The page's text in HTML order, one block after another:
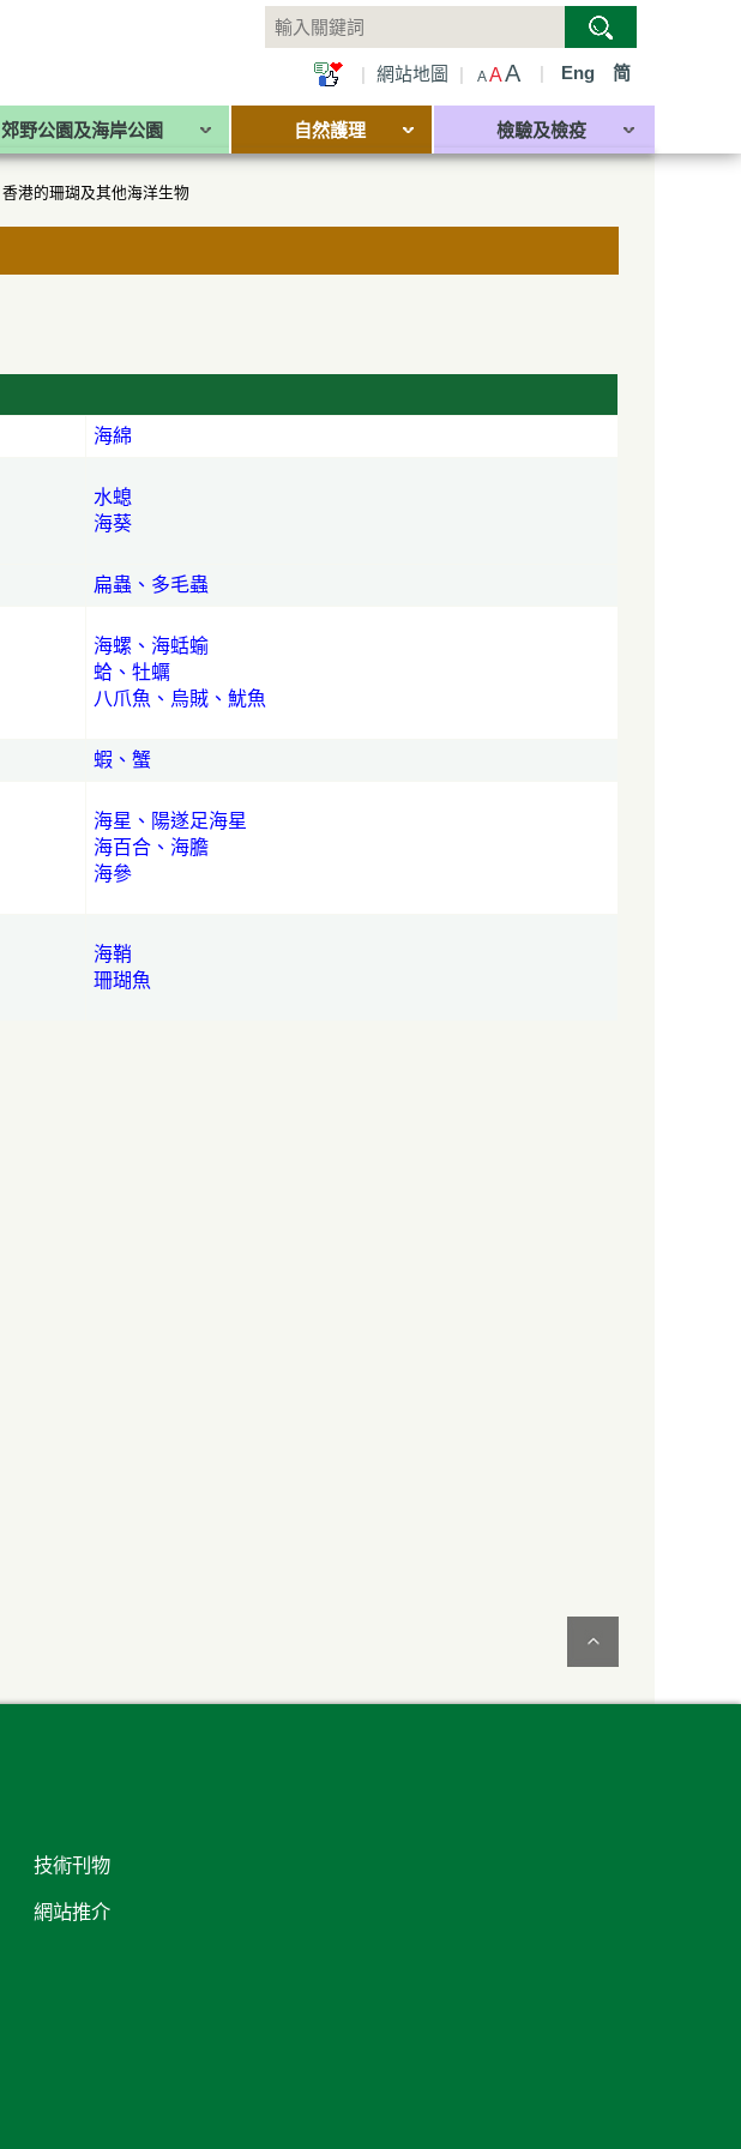
| 網站地圖 | AAA | Eng 简
郊野公園及海岸公園 自然護理 檢驗及檢疫
香港的珊瑚及其他海洋生物
海綿
水螅
海葵
扁蟲、多毛蟲
海螺、海蛞蝓
蛤、牡蠣
八爪魚、烏賊、魷魚
蝦、蟹
海星、陽遂足海星
海百合 、 海膽
海參
海鞘
珊瑚魚
技術刊物
網站推介